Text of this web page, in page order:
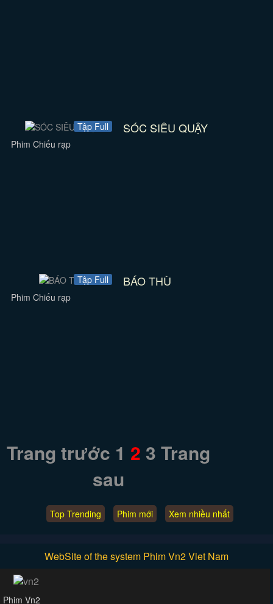
Tập Full SÓC SIÊU QUẬY
Phim Chiếu rạp
Tập Full BÁO THÙ
Phim Chiếu rạp
Trang trước 1 2 3 Trang
sau
Top Trending Phim mới Xem nhiều nhất
WebSite of the system Phim Vn2 Viet Nam
Phim Vn2